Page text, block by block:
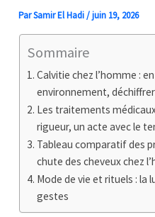
ParSamir El Hadi/juin 19, 2026
Sommaire
Calvitie chez l’homme :
environnement,
Les traitements
rigueur, un acte avec le
Tableau comparatif des
chute des cheveux chez
Mode de vie et rituels : la
gestes